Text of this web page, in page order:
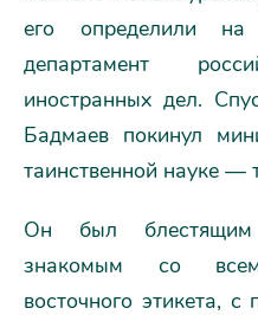
его определили
департамент
иностранных дел.
Бадмаев покинул
таинственной науке —
Он был блестящим
знакомым со
восточного этикета,